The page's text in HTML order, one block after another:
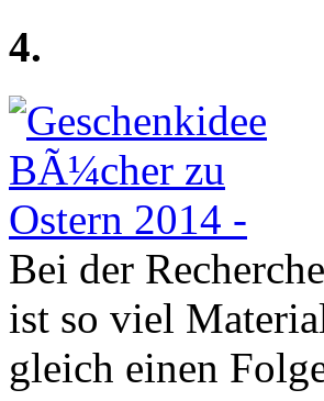
4.
Bei der
ist so viel
gleich einen